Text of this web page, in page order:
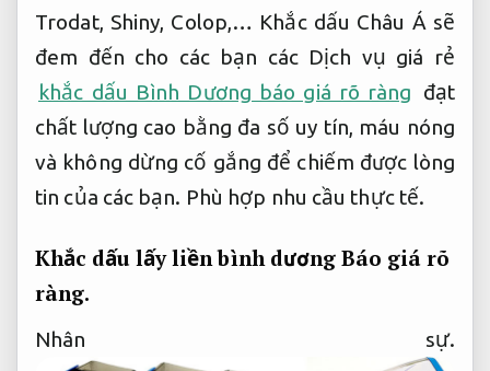
Trodat, Shiny, Colop,… Khắc dấu Châu Á sẽ
đem đến cho các bạn các Dịch vụ giá rẻ
khắc dấu Bình Dương báo giá rõ ràng đạt
chất lượng cao bằng đa số uy tín, máu nóng
và không dừng cố gắng để chiếm được lòng
tin của các bạn. Phù hợp nhu cầu thực tế.
Khắc dấu lấy liền bình dương Báo giá rõ
ràng.
Nhân sự.